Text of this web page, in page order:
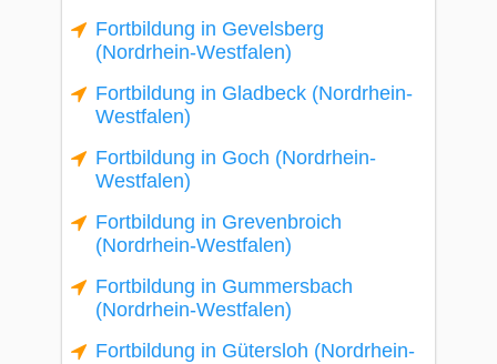
Fortbildung in Gevelsberg
(Nordrhein-Westfalen)
Fortbildung in Gladbeck (Nordrhein-
Westfalen)
Fortbildung in Goch (Nordrhein-
Westfalen)
Fortbildung in Grevenbroich
(Nordrhein-Westfalen)
Fortbildung in Gummersbach
(Nordrhein-Westfalen)
Fortbildung in Gütersloh (Nordrhein-